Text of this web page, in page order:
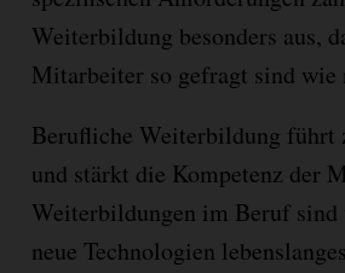
Weiterbildung besonders aus,
Mitarbeiter so gefragt sind wie
Berufliche Weiterbildung führt
und stärkt die Kompetenz der
Weiterbildungen im Beruf sind
neue Technologien